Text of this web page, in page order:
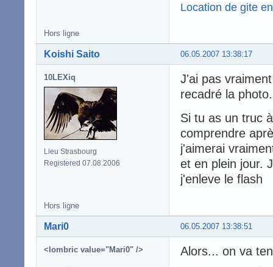
Location de gite
Hors ligne
06.05.2007 13:38:17
Koishi Saito
10LEXiq
Lieu Strasbourg
Registered 07.08.2006
J'ai pas
recadré la
Si tu as un truc
comprendre
j'aimerai
et en plein jour.
j'enleve le flash
Hors ligne
06.05.2007 13:38:51
Mari0
<lombric value="Mari0" />
Alors... on va